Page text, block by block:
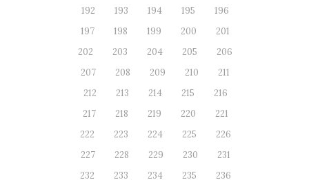
192
193 194 195
196
197
198 199 200
201
202
203 204 205
206
207
208 209 210
211
212
213 214 215
216
217
218 219 220
221
222
223 224 225
226
227
228 229 230
231
232
233 234 235
236